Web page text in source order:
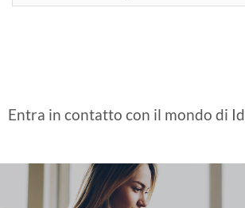
Entra in contatto con il mondo di